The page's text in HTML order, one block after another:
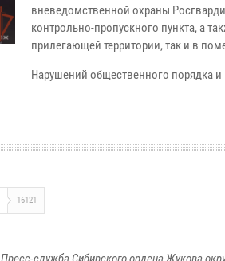
вневедомственной охраны
контрольно-пропускного пункта, а
прилегающей территории, так и в
Нарушений общественного порядка
16121